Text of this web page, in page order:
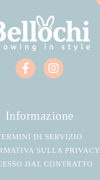
Informazione
DI SERVIZIO
SULLA PRIVACY
DAL CONTRATTO